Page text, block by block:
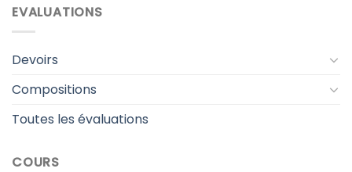
EVALUATIONS
Devoirs
Compositions
Toutes les évaluations
COURS